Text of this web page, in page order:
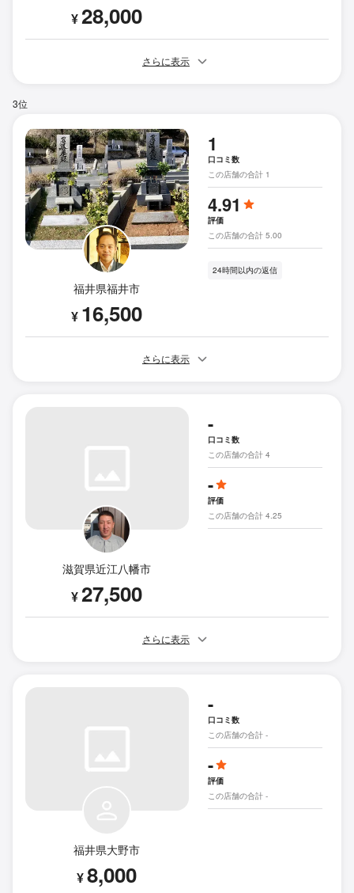
¥28,000
さらに表示
3位
福井県福井市
¥ 16,500
1
口コミ数
この店舗の合計 1
4.91
評価
この店舗の合計 5.00
24時間以内の返信
さらに表示
滋賀県近江八幡市
¥27,500
-
口コミ数
この店舗の合計 4
-
評価
この店舗の合計 4.25
さらに表示
福井県大野市
¥8,000
-
口コミ数
この店舗の合計 -
-
評価
この店舗の合計 -